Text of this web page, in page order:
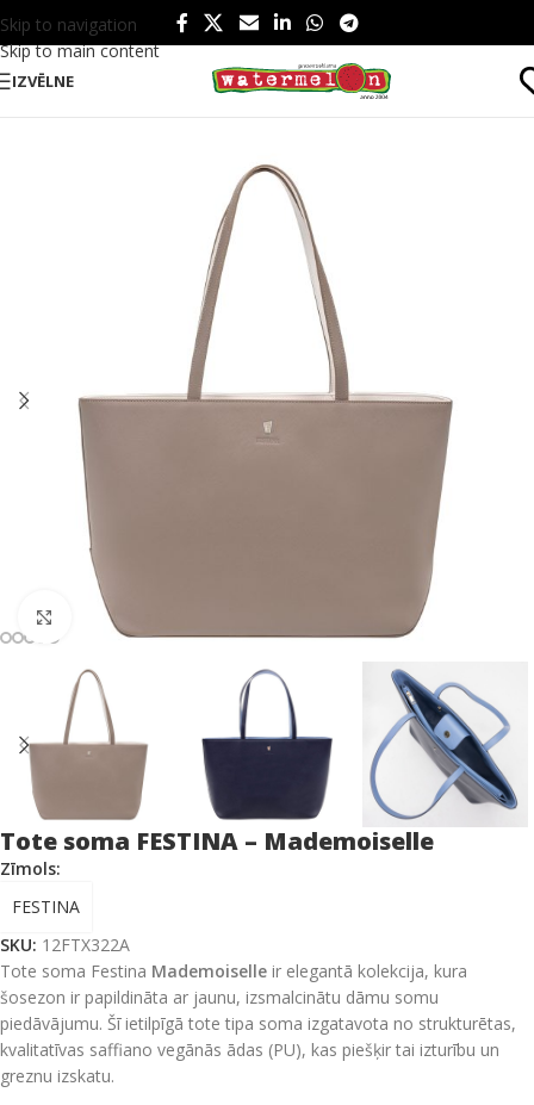
Skip to navigation
Skip to main content
IZVĒLNE
Sākums/ Tematiski/ Svētki/ Valentīndiena
Click to enlarge
Tote soma FESTINA – Mademoiselle
Zīmols:
FESTINA
SKU: 12FTX322A
Tote soma Festina Mademoiselle ir elegantā kolekcija, kura
šosezon ir papildināta ar jaunu, izsmalcinātu dāmu somu
piedāvājumu. Šī ietilpīgā tote tipa soma izgatavota no strukturētas,
kvalitatīvas saffiano vegānās ādas (PU), kas piešķir tai izturību un
greznu izskatu.